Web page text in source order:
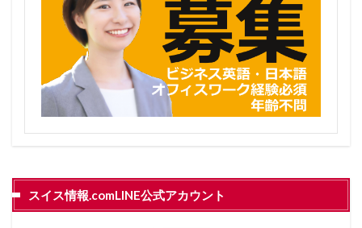
スイス情報.comLINE公式アカウント